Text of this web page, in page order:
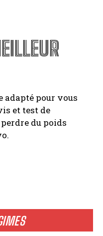
adapté pour vous
et test de
du poids